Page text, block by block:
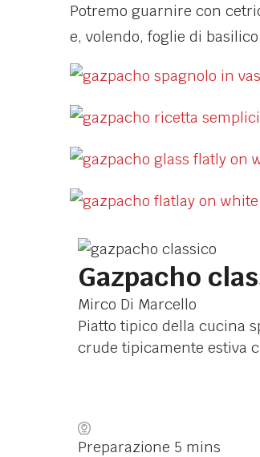
Potremo guarnire con
e, volendo, foglie di
Gazpacho
Mirco Di Marcello
Piatto tipico della cucina
crude tipicamente estiva
Preparazione 5 mins